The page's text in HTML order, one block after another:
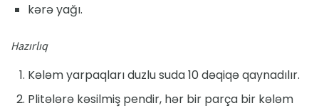
kərə yağı.
Hazırlıq
Kələm yarpaqları duzlu suda 10 dəqiqə qaynadılır.
Plitələrə kəsilmiş pendir, hər bir parça bir kələm